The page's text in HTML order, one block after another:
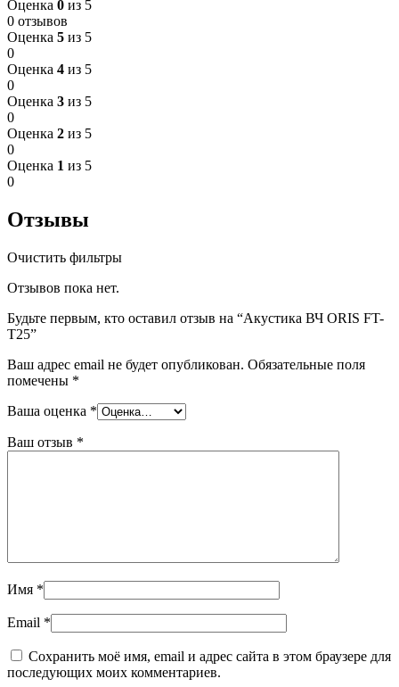
Оценка 0 из 5
0 отзывов
Оценка 5 из 5
0
Оценка 4 из 5
0
Оценка 3 из 5
0
Оценка 2 из 5
0
Оценка 1 из 5
0
Отзывы
Очистить фильтры
Отзывов пока нет.
Будьте первым, кто оставил отзыв на “Акустика ВЧ ORIS FT-
T25”
Ваш адрес email не будет опубликован. Обязательные поля
помечены *
Ваша оценка *
Ваш отзыв *
Имя *
Email *
Сохранить моё имя, email и адрес сайта в этом браузере для
последующих моих комментариев.